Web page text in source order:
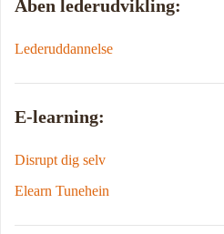
Åben lederudvikling:
Lederuddannelse
E-learning:
Disrupt dig selv
Elearn Tunehein